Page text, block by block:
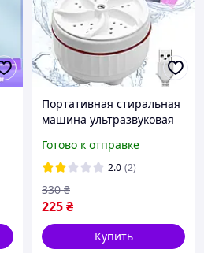
Портативная стиральная
машина ультразвуковая
устройство для стирки от
USB
Готово к отправке
2.0 (2)
225₴
330 ₴
Купить